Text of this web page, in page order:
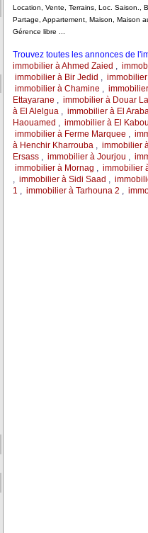
Location, Vente, Terrains, Loc. Saison.,
Partage, Appartement, Maison, Maison
Gérence libre ...
Trouvez toutes les annonces de
immobilier à Ahmed Zaied ,
immobilier à Bir Jedid ,
immobilier à Chamine ,
Ettayarane , immobilier à Douar
à El Alelgua, immobilier à El
Haouamed , immobilier à El
immobilier à Ferme Marquee ,
à Henchir Kharrouba, immobilier
Ersass, immobilier à Jourjou ,
immobilier à Mornag , immobilier
, immobilier à Sidi Saad ,
1 , immobilier à Tarhouna 2 ,